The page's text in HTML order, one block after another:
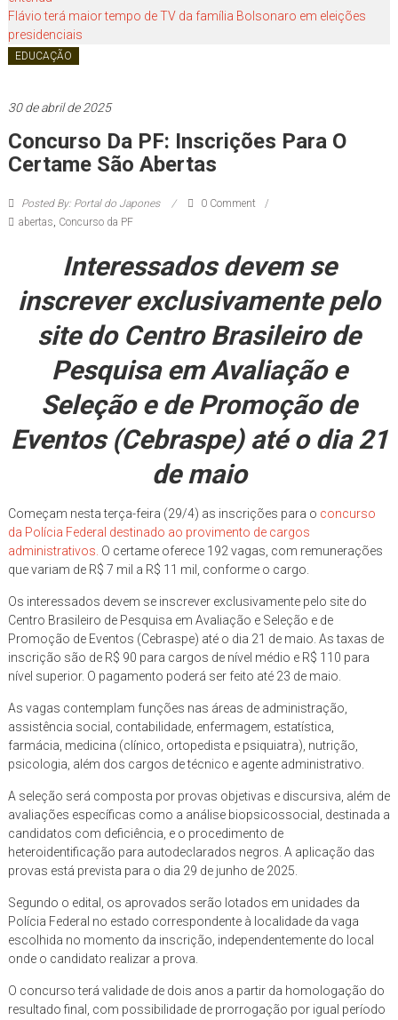
Flávio terá maior tempo de TV da família Bolsonaro em eleições
presidenciais
EDUCAÇÃO
30 de abril de 2025
Concurso Da PF: Inscrições Para O
Certame São Abertas
Posted By: Portal do Japones
0 Comment
abertas, Concurso da PF
Interessados devem se
inscrever exclusivamente pelo
site do Centro Brasileiro de
Pesquisa em Avaliação e
Seleção e de Promoção de
Eventos (Cebraspe) até o dia 21
de maio
Começam nesta terça-feira (29/4) as inscrições para o concurso
da Polícia Federal destinado ao provimento de cargos
administrativos. O certame oferece 192 vagas, com remunerações
que variam de R$ 7 mil a R$ 11 mil, conforme o cargo.
Os interessados devem se inscrever exclusivamente pelo site do
Centro Brasileiro de Pesquisa em Avaliação e Seleção e de
Promoção de Eventos (Cebraspe) até o dia 21 de maio. As taxas de
inscrição são de R$ 90 para cargos de nível médio e R$ 110 para
nível superior. O pagamento poderá ser feito até 23 de maio.
As vagas contemplam funções nas áreas de administração,
assistência social, contabilidade, enfermagem, estatística,
farmácia, medicina (clínico, ortopedista e psiquiatra), nutrição,
psicologia, além dos cargos de técnico e agente administrativo.
A seleção será composta por provas objetivas e discursiva, além de
avaliações específicas como a análise biopsicossocial, destinada a
candidatos com deficiência, e o procedimento de
heteroidentificação para autodeclarados negros. A aplicação das
provas está prevista para o dia 29 de junho de 2025.
Segundo o edital, os aprovados serão lotados em unidades da
Polícia Federal no estado correspondente à localidade da vaga
escolhida no momento da inscrição, independentemente do local
onde o candidato realizar a prova.
O concurso terá validade de dois anos a partir da homologação do
resultado final, com possibilidade de prorrogação por igual período